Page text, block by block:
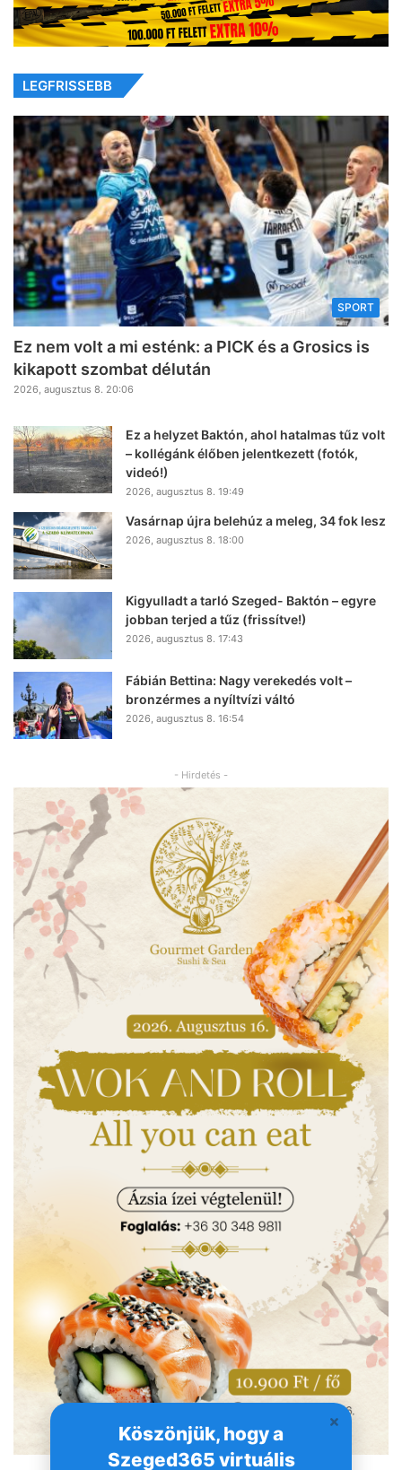
Köszönjük, hogy a
Szeged365 virtuális
LEGFRISSEBB
SPORT
Ez nem volt a mi esténk: a PICK és a Grosics is
kikapott szombat délután
2026, augusztus 8. 20:06
Ez a helyzet Baktón, ahol hatalmas tűz volt
– kollégánk élőben jelentkezett (fotók,
videó!)
2026, augusztus 8. 19:49
Vasárnap újra belehúz a meleg, 34 fok lesz
2026, augusztus 8. 18:00
Kigyulladt a tarló Szeged- Baktón – egyre
jobban terjed a tűz (frissítve!)
2026, augusztus 8. 17:43
Fábián Bettina: Nagy verekedés volt –
bronzérmes a nyíltvízi váltó
2026, augusztus 8. 16:54
- Hirdetés -